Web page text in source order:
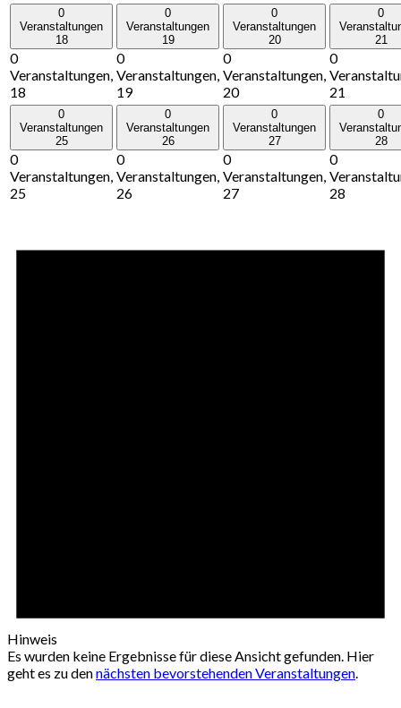
0
Veranstaltungen
18
0
Veranstaltungen,
18
0
Veranstaltungen
19
0
Veranstaltungen,
19
0
Veranstaltungen
20
0
Veranstaltungen,
20
0
21
0
21
0
Veranstaltungen
25
0
Veranstaltungen,
25
0
Veranstaltungen
26
0
Veranstaltungen,
26
0
Veranstaltungen
27
0
Veranstaltungen,
27
0
28
0
28
Hinweis
Es wurden keine Ergebnisse für diese Ansicht gefunden. Hier
geht es zu dennächsten bevorstehenden Veranstaltungen